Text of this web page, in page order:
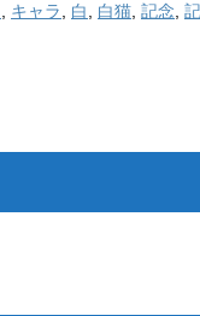
キャラ 白 白猫 記念